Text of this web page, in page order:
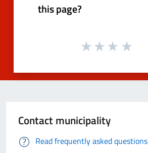
this page?
Contact municipality
Read frequently asked questions